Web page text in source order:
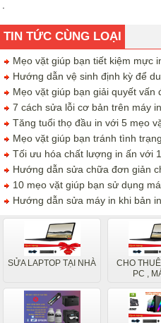
TIN TỨC CÙNG LOẠI
Mẹo vặt giúp bạn tiết kiệm mực
Hướng dẫn vệ sinh định kỳ để
Mẹo vặt giúp bạn giải quyết vấn
7 cách sửa lỗi cơ bản trên máy
Tăng tuổi thọ đầu in với 5 mẹo
Mẹo vặt giúp bạn tránh tình
Tối ưu hóa chất lượng in ấn với
Hướng dẫn sửa chữa đơn giản
10 mẹo vặt giúp bạn sử dụng
Hướng dẫn sửa máy in khi bản
SỬA LAPTOP TẠI NHÀ
CHO
PC ,